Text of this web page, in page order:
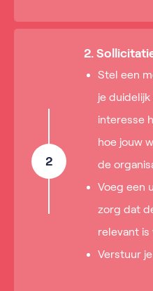
2
2.
Stel een
je duidelijk
interesse
hoe jouw
de
Voeg een
zorg dat
relevant is
Verstuur